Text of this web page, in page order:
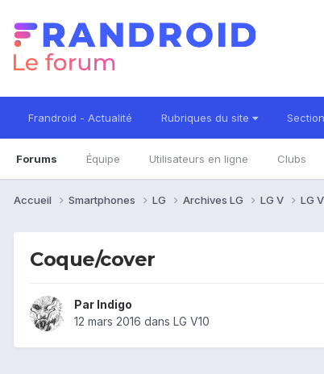
Frandroid - Actualité Rubriques du site
Forums Équipe Utilisateurs en ligne Clubs
Accueil Smartphones LG Archives LG LG V LG
Coque/cover
Par Indigo
12 mars 2016 dans LG V10